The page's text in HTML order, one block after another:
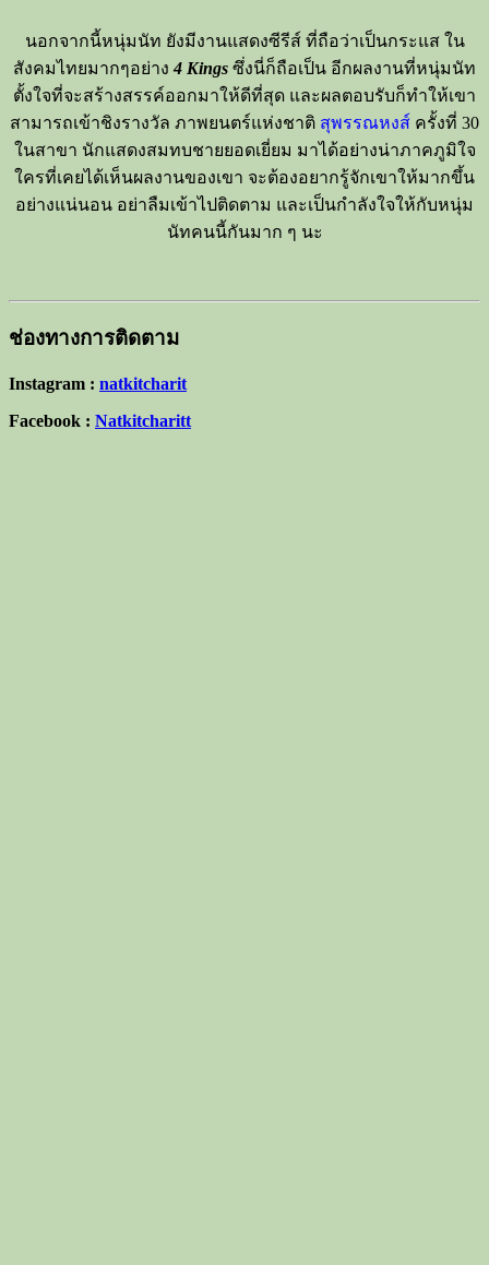
นอกจากนี้หนุ่มนัท ยังมีงานแสดงซีรีส์ ที่ถือว่าเป็นกระแส ใน
สังคมไทยมากๆอย่าง 4 Kings ซึ่งนี่ก็ถือเป็น อีกผลงานที่หนุ่มนัท
ตั้งใจที่จะสร้างสรรค์ออกมาให้ดีที่สุด และผลตอบรับก็ทำให้เขา
สามารถเข้าชิงรางวัล ภาพยนตร์แห่งชาติ สุพรรณหงส์ ครั้งที่ 30
ในสาขา นักแสดงสมทบชายยอดเยี่ยม มาได้อย่างน่าภาคภูมิใจ
ใครที่เคยได้เห็นผลงานของเขา จะต้องอยากรู้จักเขาให้มากขึ้น
อย่างแน่นอน อย่าลืมเข้าไปติดตาม และเป็นกำลังใจให้กับหนุ่ม
นัทคนนี้กันมาก ๆ นะ
ช่องทางการติดตาม
Instagram : natkitcharit
Facebook : Natkitcharitt